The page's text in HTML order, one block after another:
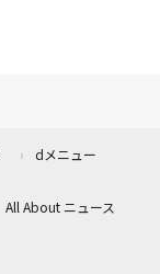
dメニュー
All About ニュース